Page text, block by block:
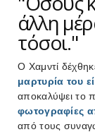
άλλη
τόσοι."
Ο Χαμντί
μαρτυρία του
αποκαλύψει το
φωτογραφίες
από τους